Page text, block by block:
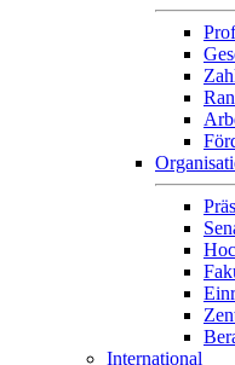
International